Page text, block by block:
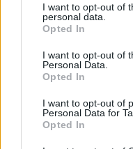
not limited to your visit
grant or deny consent
use your data for below
consent section.
I want to opt-out of
personal data.
Opted In
I want to opt-out of
Personal Data.
Opted In
I want to opt-out of
Personal Data for
Opted In